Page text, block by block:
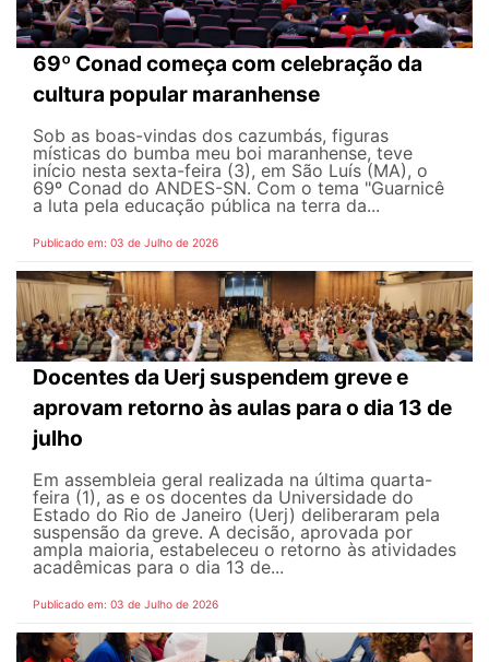
69º Conad começa com celebração da
cultura popular maranhense
Sob as boas-vindas dos cazumbás, figuras
místicas do bumba meu boi maranhense, teve
início nesta sexta-feira (3), em São Luís (MA), o
69º Conad do ANDES-SN. Com o tema "Guarnicê
a luta pela educação pública na terra da...
Publicado em: 03 de Julho de 2026
Docentes da Uerj suspendem greve e
aprovam retorno às aulas para o dia 13 de
julho
Em assembleia geral realizada na última quarta-
feira (1), as e os docentes da Universidade do
Estado do Rio de Janeiro (Uerj) deliberaram pela
suspensão da greve. A decisão, aprovada por
ampla maioria, estabeleceu o retorno às atividades
acadêmicas para o dia 13 de...
Publicado em: 03 de Julho de 2026